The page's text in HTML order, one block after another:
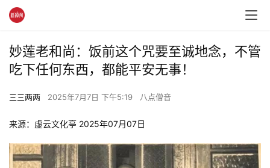
妙莲老和尚：饭前这个咒要至诚地念，不管
吃下任何东西，都能平安无事！
三三两两 2025年7月7日 下午5:19 八点僧音
来源：虚云文化亭 2025年07月07日